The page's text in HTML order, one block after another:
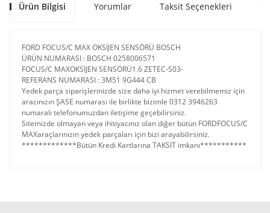
Ürün Bilgisi Yorumlar Taksit Seçenekleri
FORD FOCUS/C MAX OKSİJEN SENSÖRÜ BOSCH
ÜRÜN NUMARASI : BOSCH 0258006571
FOCUS/C MAXOKSİJEN SENSÖRÜ1.6 ZETEC-S03-
REFERANS NUMARASI : 3M51 9G444 CB
Yedek parça siparişlerinizde size daha iyi hizmet verebilmemiz için
aracınızın ŞASE numarası ile birlikte bizimle 0312 3946263
numaralı telefonumuzdan iletişime geçebilirsiniz.
Sitemizde olmayan veya ihitiyacınız olan diğer bütün FORDFOCUS/C
MAXaraçlarınızın yedek parçaları için bizi arayabilirsiniz.
*************Bütün Kredi Kartlarına TAKSİT imkanı***********